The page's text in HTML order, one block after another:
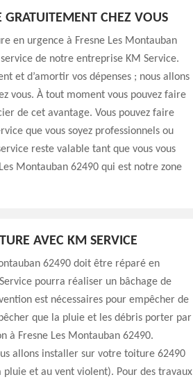
GRATUITEMENT CHEZ VOUS
en urgence à Fresne Les Montauban
de notre entreprise KM Service.
et d’amortir vos dépenses ; nous allons
vous. À tout moment vous pouvez faire
de cet avantage. Vous pouvez faire
que vous soyez professionnels ou
reste valable tant que vous vous
Montauban 62490 qui est notre zone
AVEC KM SERVICE
62490 doit être réparé en
pourra réaliser un bâchage de
est nécessaires pour empêcher de
que la pluie et les débris porter par
à Fresne Les Montauban 62490.
allons installer sur votre toiture 62490
et au vent violent). Pour des travaux